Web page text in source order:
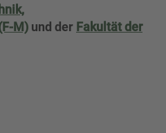
M) und der Fakultät der